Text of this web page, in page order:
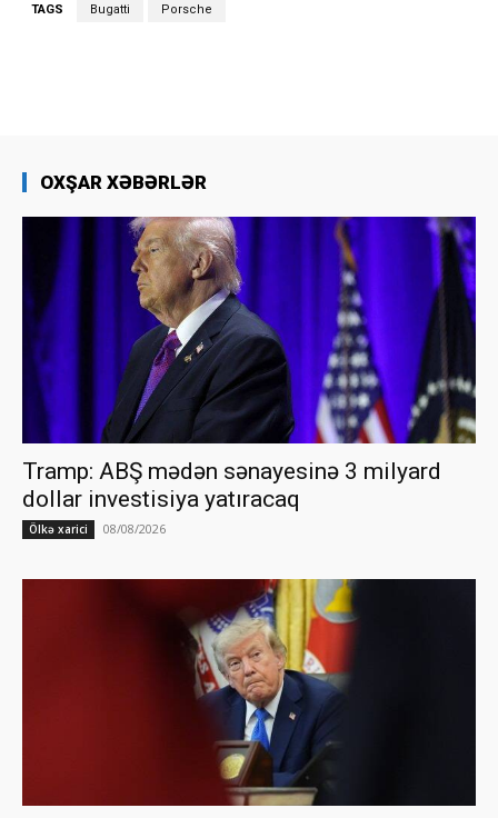
TAGS Bugatti Porsche
OXŞAR XƏBƏRLƏR
Tramp: ABŞ mədən sənayesinə 3 milyard
dollar investisiya yatıracaq
Ölkə xarici 08/08/2026